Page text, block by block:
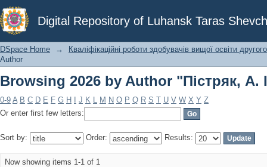
Digital Repository of Luhansk Taras
Browsing 2026 by Author "Пістряк, А.
DSpace Home →
Кваліфікаційні роботи здобувачів вищої освіти
Author
Browsing 2026 by Author "Пістряк, А.
0-9 A B C D E F G H J K L M N O P Q R S T U V W X Y Z
Or enter first few letters:
Sort by: Order: Results:
Now showing items 1-1 of 1